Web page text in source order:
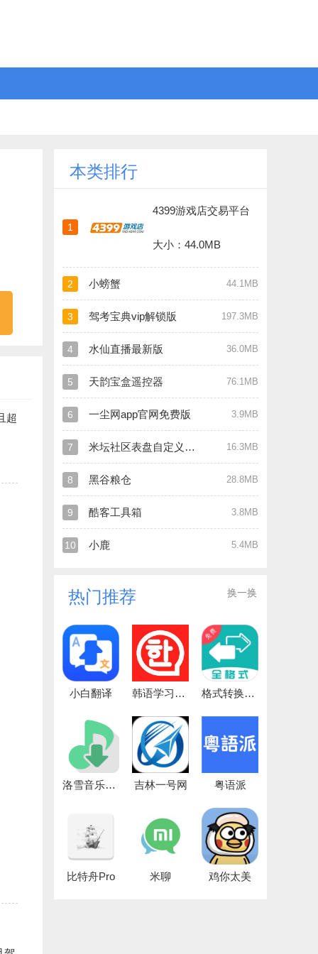
超
本类排行
1
4399游戏店交易平台
大小：44.0MB
2 小螃蟹 44.1MB
3 驾考宝典vip解锁版 197.3MB
4 水仙直播最新版 36.0MB
5 天韵宝盒遥控器 76.1MB
6 一尘网app官网免费版 3.9MB
7 米坛社区表盘自定义工具 16.3MB
8 黑谷粮仓 28.8MB
9 酷客工具箱 3.8MB
10 小鹿 5.4MB
热门推荐 换一换
小白翻译 韩语学习神器 格式转换大师
洛雪音乐安卓版 吉林一号网 粤语派
比特舟Pro 米聊 鸡你太美